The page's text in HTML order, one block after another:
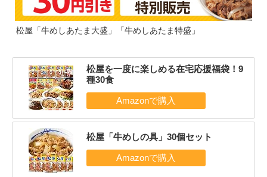
松屋「牛めしあたま大盛」「牛めしあたま特盛」
松屋を一度に楽しめる在宅応援福袋！9
種30食
松屋「牛めしの具」30個セット